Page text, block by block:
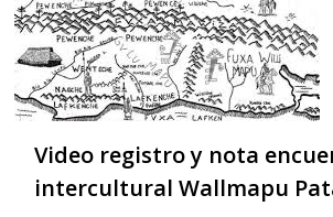
Video registro y nota
intercultural Wallmapu